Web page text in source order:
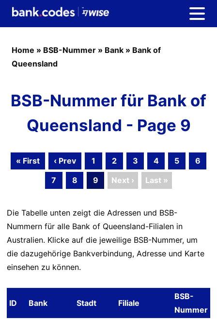
Home » BSB-Nummer » Bank » Bank of
Queensland
BSB-Nummer für Bank of
Queensland - Page 9
« First ‹ Prev 1 2 3 4 5
6
7
8 9 Next › Last »
Die Tabelle unten zeigt die Adressen und BSB-
Nummern für alle Bank of Queensland-Filialen in
Australien. Klicke auf die jeweilige BSB-Nummer, um
die dazugehörige Bankverbindung, Adresse und Karte
einsehen zu können.
ID Bank Stadt Filiale
BSB-
Nummer